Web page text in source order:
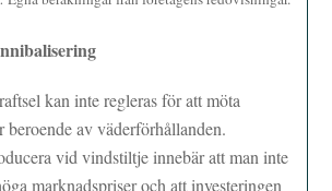
kan inte regleras för att möta
beroende av väderförhållanden.
vid vindstiltje innebär att man inte
marknadspriser och att investeringen